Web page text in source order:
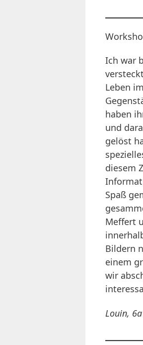
Ich war
Leben
haben
und
gelöst
diesem
Spaß
Meffert
Bildern
einem
wir
Louin, 6a